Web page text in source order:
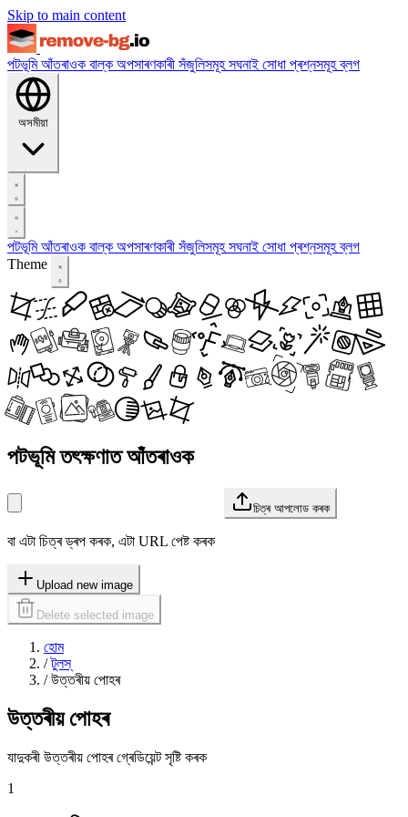
Skip to main content
পটভূমি আঁতৰাওক বাল্ক অপসাৰণকাৰী সঁজুলিসমূহসঘনাই সোধা প্ৰশ্নসমূহব্লগ
অসমীয়া
পটভূমি আঁতৰাওক বাল্ক অপসাৰণকাৰী সঁজুলিসমূহসঘনাই সোধা প্ৰশ্নসমূহব্লগ
Theme
পটভূমি তৎক্ষণাত আঁতৰাওক
চিত্ৰ আপলোড কৰক
বা এটা চিত্ৰ ড্ৰপ কৰক, এটা URL পেষ্ট কৰক
Upload new image
Delete selected image
হোম
/ টুলস্
/ উত্তৰীয় পোহৰ
উত্তৰীয় পোহৰ
যাদুকৰী উত্তৰীয় পোহৰ গ্ৰেডিয়েন্ট সৃষ্টি কৰক
1